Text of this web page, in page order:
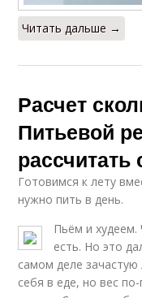
Читать дальше →
Расчет
Питьевой
Готовимся к лету
нужно пить в день.
Пьём и
есть. Но это
самом деле
себя в еде, но вес